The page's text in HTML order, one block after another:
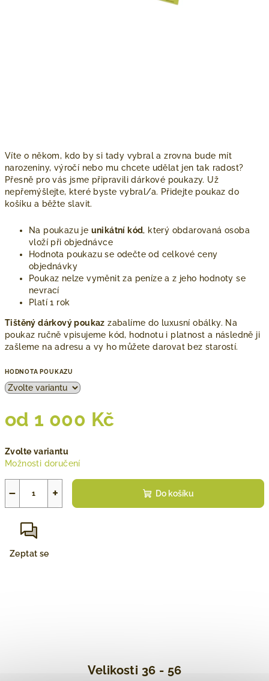
Víte o někom, kdo by si tady vybral a zrovna bude mít
narozeniny, výročí nebo mu chcete udělat jen tak radost?
Přesně pro vás jsme připravili dárkové poukazy. Už
nepřemýšlejte, které byste vybral/a. Přidejte poukaz do
košíku a běžte slavit.
Na poukazu je unikátní kód, který obdarovaná osoba
vloží při objednávce
Hodnota poukazu se odečte od celkové ceny
objednávky
Poukaz nelze vyměnit za peníze a z jeho hodnoty se
nevrací
Platí 1 rok
Tištěný dárkový poukaz zabalíme do luxusní obálky. Na
poukaz ručně vpisujeme kód, hodnotu i platnost a následně ji
zašleme na adresu a vy ho můžete darovat bez starostí.
HODNOTA POUKAZU
od 1 000 Kč
cena:
Zvolte variantu
Možnosti doručení
+
− Do košíku
Zeptat se
Velikosti 36 - 56